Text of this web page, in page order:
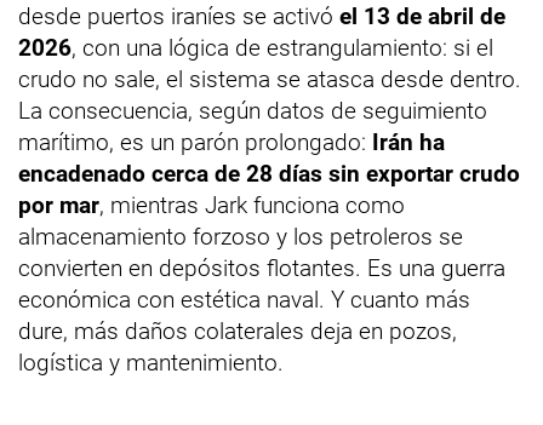
desde puertos iraníes se activó el 13 de abril de
2026, con una lógica de estrangulamiento: si el
crudo no sale, el sistema se atasca desde dentro.
La consecuencia, según datos de seguimiento
marítimo, es un parón prolongado: Irán ha
encadenado cerca de 28 días sin exportar crudo
por mar, mientras Jark funciona como
almacenamiento forzoso y los petroleros se
convierten en depósitos flotantes. Es una guerra
económica con estética naval. Y cuanto más
dure, más daños colaterales deja en pozos,
logística y mantenimiento.